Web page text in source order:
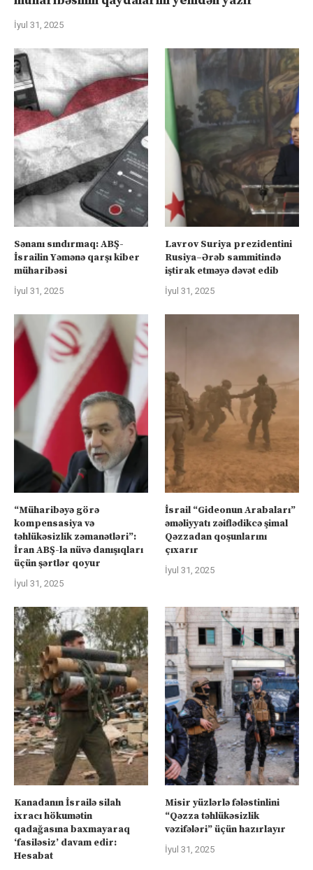
İyul 31, 2025
Sənanı sındırmaq: ABŞ-
İsrailin Yəmənə qarşı kiber
müharibəsi
İyul 31, 2025
Lavrov Suriya prezidentini
Rusiya–Ərəb sammitində
iştirak etməyə dəvət edib
İyul 31, 2025
“Müharibəyə görə
kompensasiya və
təhlükəsizlik zəmanətləri”:
İran ABŞ-la nüvə danışıqları
üçün şərtlər qoyur
İyul 31, 2025
İsrail “Gideonun Arabaları”
əməliyyatı zəiflədikcə şimal
Qəzzadan qoşunlarını
çıxarır
İyul 31, 2025
Kanadanın İsrailə silah
ixracı hökumətin
qadağasına baxmayaraq
‘fasiləsiz’ davam edir:
Hesabat
Misir yüzlərlə fələstinlini
“Qəzza təhlükəsizlik
vəzifələri” üçün hazırlayır
İyul 31, 2025